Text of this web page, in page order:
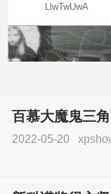
LlwTwUwA
百慕大魔鬼三
2022-05-20